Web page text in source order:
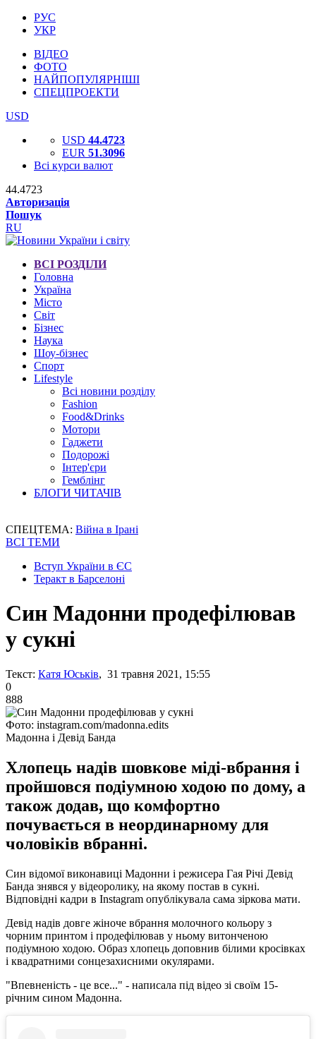
РУС
УКР
ВІДЕО
ФОТО
НАЙПОПУЛЯРНІШІ
СПЕЦПРОЕКТИ
USD
USD 44.4723
EUR 51.3096
Всі курси валют
44.4723
Авторизація
Пошук
RU
ВСІ РОЗДІЛИ
Головна
Україна
Місто
Світ
Бізнес
Наука
Шоу-бізнес
Спорт
Lifestyle
Всі новини розділу
Fashion
Food&Drinks
Мотори
Гаджети
Подорожі
Інтер'єри
Гемблінг
БЛОГИ ЧИТАЧІВ
СПЕЦТЕМА: Війна в Ірані
ВСІ ТЕМИ
Вступ України в ЄС
Теракт в Барселоні
Син Мадонни продефілював
у сукні
Текст: Катя Юськів, 31 травня 2021, 15:55
0
888
Фото: instagram.com/madonna.edits
Мадонна і Девід Банда
Хлопець надів шовкове міді-вбрання і
пройшовся подіумною ходою по дому, а
також додав, що комфортно
почувається в неординарному для
чоловіків вбранні.
Син відомої виконавиці Мадонни і режисера Гая Річі Девід
Банда знявся у відеоролику, на якому постав в сукні.
Відповідні кадри в Instagram опублікувала сама зіркова мати.
Девід надів довге жіноче вбрання молочного кольору з
чорним принтом і продефілював у ньому витонченою
подіумною ходою. Образ хлопець доповнив білими кросівках
і квадратними сонцезахисними окулярами.
"Впевненість - це все..." - написала під відео зі своїм 15-
річним сином Мадонна.